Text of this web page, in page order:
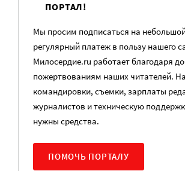
ПОРТАЛ!
Мы просим подписаться на
регулярный платеж в пользу нашего
Милосердие.ru работает благодаря
пожертвованиям наших читателей. На
командировки, съемки, зарплаты
журналистов и техническую
нужны средства.
ПОМОЧЬ ПОРТАЛУ